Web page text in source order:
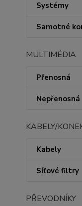
Systémy
Samotné
MULTIMÉDIA
Přenosná
Nepřenosná
KABELY/
Kabely
Síťové filtry
PŘEVODNÍKY